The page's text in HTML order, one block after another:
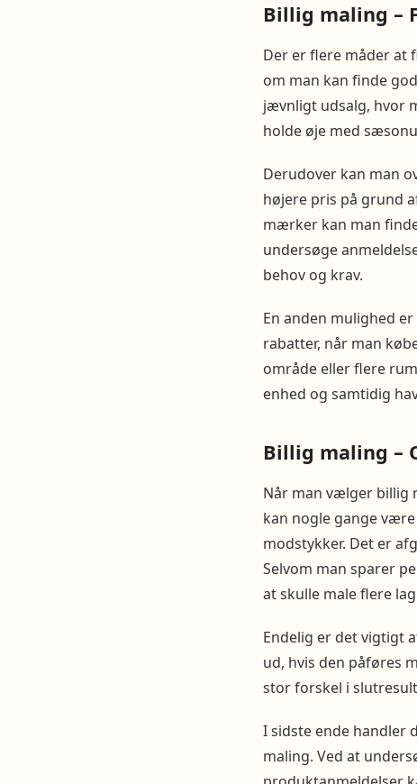
Billig maling –
Der er flere måder at
om man kan finde
jævnligt udsalg, hvor
holde øje med
Derudover kan man
højere pris på grund
mærker kan man
undersøge
behov og krav.
En anden mulighed
rabatter, når man
område eller flere
enhed og samtidig
Billig maling –
Når man vælger billig
kan nogle gange
modstykker. Det er
Selvom man sparer
at skulle male flere
Endelig er det vigtigt
ud, hvis den påføres
stor forskel i
I sidste ende handler
maling. Ved at